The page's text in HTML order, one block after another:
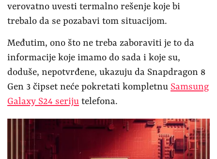
verovatno uvesti termalno rešenje koje bi
trebalo da se pozabavi tom situacijom.
Međutim, ono što ne treba zaboraviti je to da
informacije koje imamo do sada i koje su,
doduše, nepotvrđene, ukazuju da Snapdragon 8
Gen 3 čipset neće pokretati kompletnu Samsung
Galaxy S24 seriju telefona.